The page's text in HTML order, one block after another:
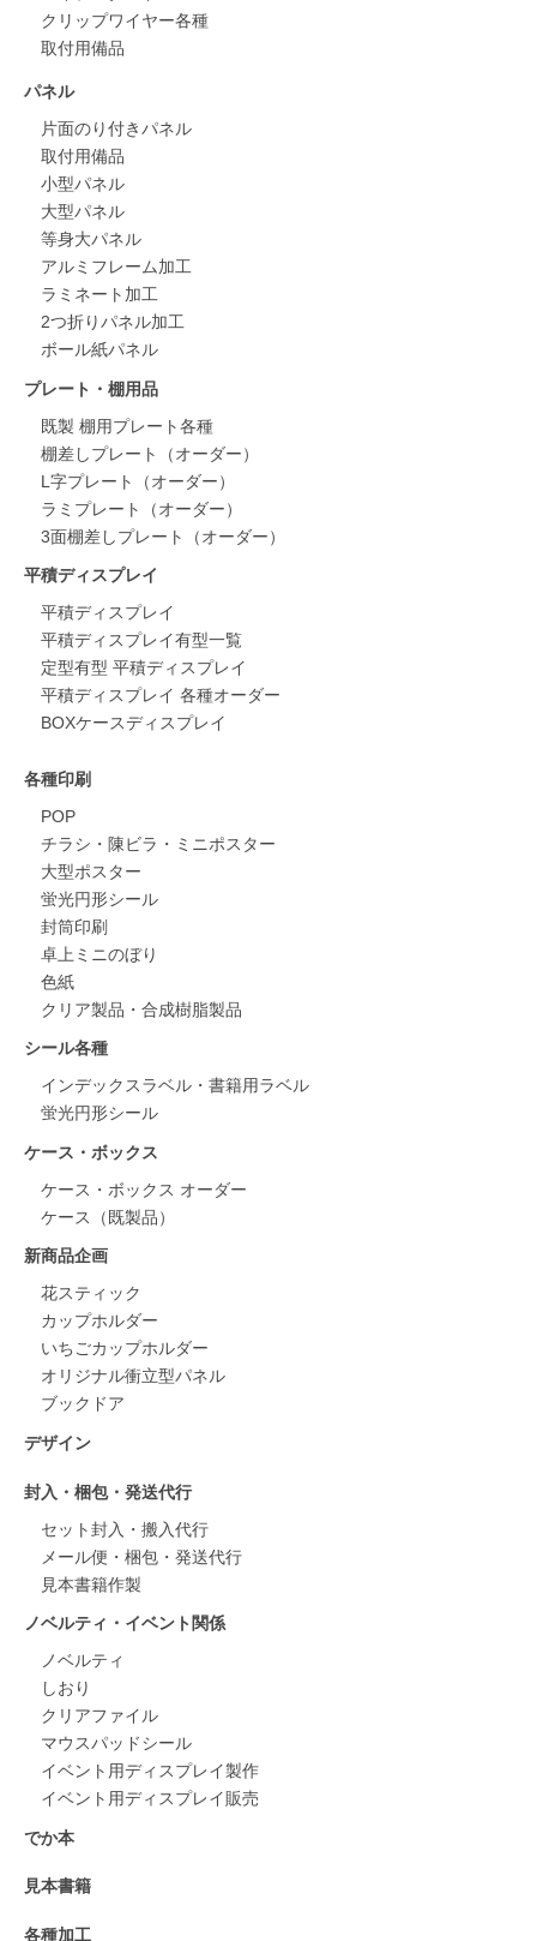
クリップワイヤー各種
取付用備品
パネル
片面のり付きパネル
取付用備品
小型パネル
大型パネル
等身大パネル
アルミフレーム加工
ラミネート加工
2つ折りパネル加工
ボール紙パネル
プレート・棚用品
既製 棚用プレート各種
棚差しプレート（オーダー）
L字プレート（オーダー）
ラミプレート（オーダー）
3面棚差しプレート（オーダー）
平積ディスプレイ
平積ディスプレイ
平積ディスプレイ有型一覧
定型有型 平積ディスプレイ
平積ディスプレイ 各種オーダー
BOXケースディスプレイ
各種印刷
POP
チラシ・陳ビラ・ミニポスター
大型ポスター
蛍光円形シール
封筒印刷
卓上ミニのぼり
色紙
クリア製品・合成樹脂製品
シール各種
インデックスラベル・書籍用ラベル
蛍光円形シール
ケース・ボックス
ケース・ボックス オーダー
ケース（既製品）
新商品企画
花スティック
カップホルダー
いちごカップホルダー
オリジナル衝立型パネル
ブックドア
デザイン
封入・梱包・発送代行
セット封入・搬入代行
メール便・梱包・発送代行
見本書籍作製
ノベルティ・イベント関係
ノベルティ
しおり
クリアファイル
マウスパッドシール
イベント用ディスプレイ製作
イベント用ディスプレイ販売
でか本
見本書籍
各種加工